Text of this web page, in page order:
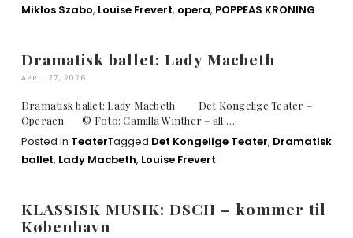
Miklos Szabo, Louise Frevert, opera, POPPEAS KRONING
Dramatisk ballet: Lady Macbeth
APRIL 27, 2026
Dramatisk ballet: Lady Macbeth Det Kongelige Teater –
Operaen © Foto: Camilla Winther – all …
Posted in TeaterTagged Det Kongelige Teater, Dramatisk
ballet, Lady Macbeth, Louise Frevert
KLASSISK MUSIK: DSCH – kommer til
København